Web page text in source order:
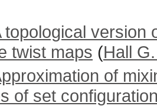
topological version
twist maps (Hall
of
of set